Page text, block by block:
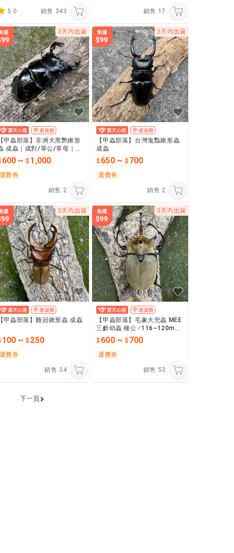
5.0 銷售 343 銷售 17
【甲蟲部落】非洲大黑艷鍬形
成蟲｜成對/單公/單母｜多
尺寸可挑選
600 ~ 1,000
運費券
銷售 2
【甲蟲部落】台灣鬼豔鍬形蟲
成蟲
650~ 700
運費券
銷售 2
【甲蟲部落】雞冠鍬形蟲 成蟲
100 ~ 250
運費券
銷售 34
【甲蟲部落】毛象大兜蟲 MEE
三齡幼蟲 種公♂116~120mm
115/5-7月轉三齡
600~ 700
運費券
銷售 53
下一頁